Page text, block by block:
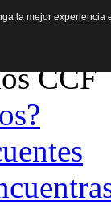
CCF
la mejor